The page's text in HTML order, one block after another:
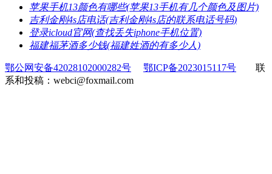
​苹果手机13颜色有哪些(苹果13手机有几个颜色及图片)
​吉利金刚4s店电话(吉利金刚4s店的联系电话号码)
​登录icloud官网(查找丢失iphone手机位置)
​福建福茅酒多少钱(福建姓酒的有多少人)
鄂公网安备42028102000282号 鄂ICP备2023015117号 联
系和投稿：webci@foxmail.com